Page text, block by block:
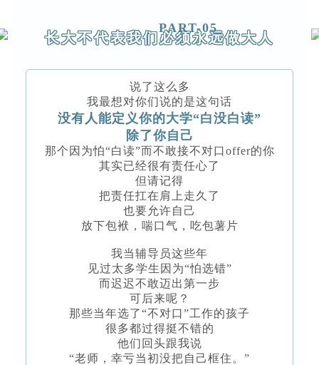
PART-05
长大不代表我们必须永远做大人
说了这么多
我最想对你们说的是这句话
没有人能定义你的大学“白没白读”
除了你自己
那个因为怕“白读”而不敢接不对口offer的你
其实已经很有责任心了
但请记得
把责任扛在肩上走久了
也要允许自己
放下包袱，喘口气，吃包薯片
我当辅导员这些年
见过太多学生因为“怕选错”
而迟迟不敢迈出第一步
可后来呢？
那些当年选了“不对口”工作的孩子
很多都过得挺不错的
他们回头跟我说
“老师，幸亏当初没把自己框住。”